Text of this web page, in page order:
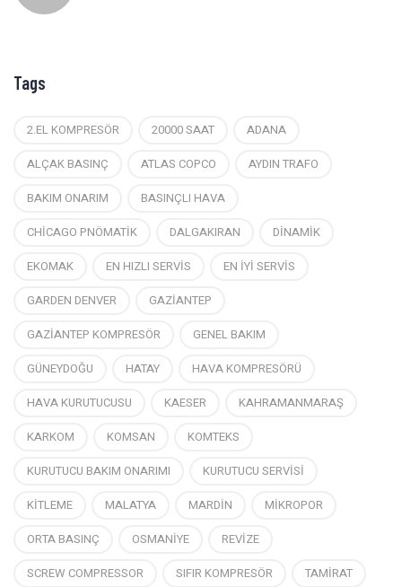
Tags
2.EL KOMPRESÖR 20000 SAAT
ADANA
ALÇAK BASINÇ
ATLAS COPCO
AYDIN TRAFO
BAKIM ONARIM
BASINÇLI HAVA
CHİCAGO PNÖMATİK
DALGAKIRAN
DİNAMİK
EKOMAK
EN HIZLI SERVİS
EN İYİ SERVİS
GARDEN DENVER
GAZİANTEP
GAZİANTEP KOMPRESÖR
GENEL BAKIM
GÜNEYDOĞU
HATAY
HAVA KOMPRESÖRÜ
HAVA KURUTUCUSU
KAESER
KAHRAMANMARAŞ
KARKOM
KOMSAN
KOMTEKS
KURUTUCU BAKIM ONARIMI
KURUTUCU SERVİSİ
KİTLEME
MALATYA MARDİN
MİKROPOR
ORTA BASINÇ
OSMANİYE
REVİZE
SCREW COMPRESSOR
SIFIR KOMPRESÖR
TAMİRAT